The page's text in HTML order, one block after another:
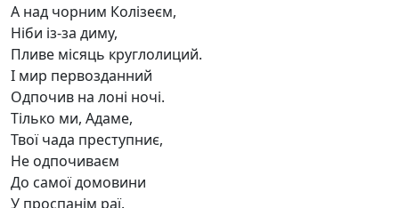
А над чорним Колізеєм,
Ніби із-за диму,
Пливе місяць круглолиций.
І мир первозданний
Одпочив на лоні ночі.
Тілько ми, Адаме,
Твої чада преступниє,
Не одпочиваєм
До самої домовини
У проспанім раї.